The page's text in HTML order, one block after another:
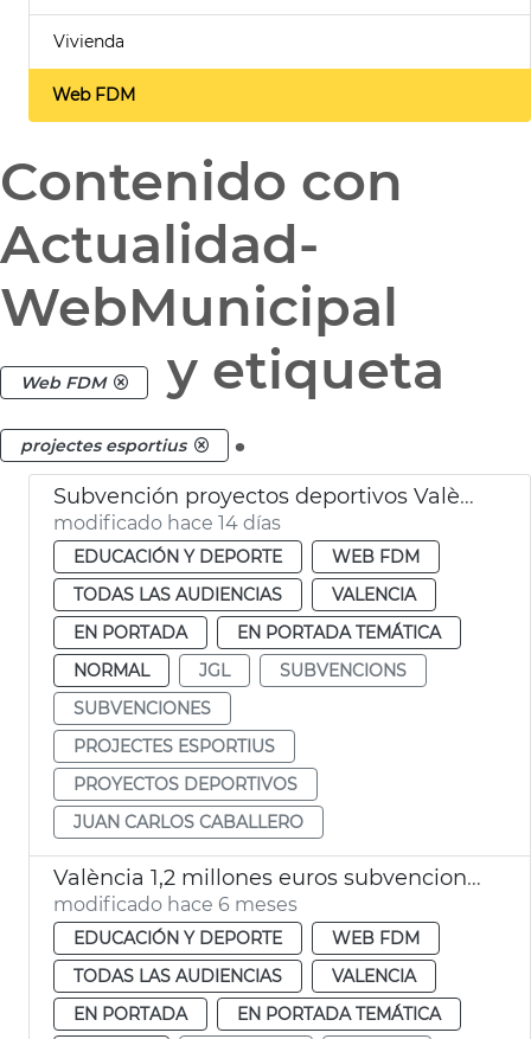
Vivienda
Web FDM
Contenido con
Actualidad-
WebMunicipal
Web FDM y etiqueta
projectes esportius .
Subvención proyectos deportivos València
modificado hace 14 días
EDUCACIÓN Y DEPORTE
WEB FDM
TODAS LAS AUDIENCIAS
VALENCIA
EN PORTADA
EN PORTADA TEMÁTICA
NORMAL
JGL
SUBVENCIONS
SUBVENCIONES
PROJECTES ESPORTIUS
PROYECTOS DEPORTIVOS
JUAN CARLOS CABALLERO
València 1,2 millones euros subvenciones proyectos deportivos
modificado hace 6 meses
EDUCACIÓN Y DEPORTE
WEB FDM
TODAS LAS AUDIENCIAS
VALENCIA
EN PORTADA
EN PORTADA TEMÁTICA